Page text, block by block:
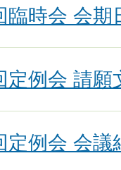
臨時会 会期
定例会 請願
定例会 会議